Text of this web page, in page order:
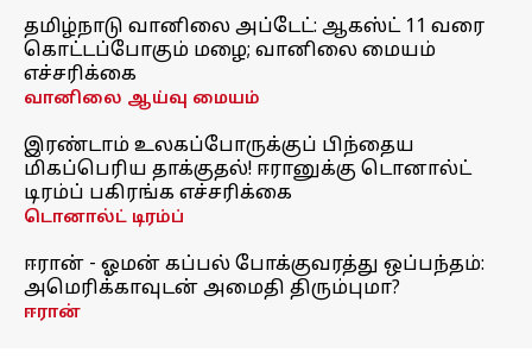
தமிழ்நாடு வானிலை அப்டேட்: ஆகஸ்ட் 11 வரை
கொட்டப்போகும் மழை; வானிலை மையம்
எச்சரிக்கை
வானிலை ஆய்வு மையம்
இரண்டாம் உலகப்போருக்குப் பிந்தைய
மிகப்பெரிய தாக்குதல்! ஈரானுக்கு டொனால்ட்
டிரம்ப் பகிரங்க எச்சரிக்கை
டொனால்ட் டிரம்ப்
ஈரான் - ஓமன் கப்பல் போக்குவரத்து ஒப்பந்தம்:
அமெரிக்காவுடன் அமைதி திரும்புமா?
ஈரான்